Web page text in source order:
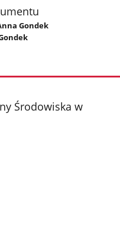
Gondek
Środowiska w